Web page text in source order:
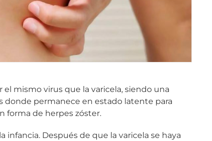
mismo virus que la varicela, siendo una
donde permanece en estado latente para
forma de herpes zóster.
Después de que la varicela se haya